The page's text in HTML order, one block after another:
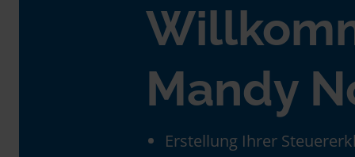
Mandy
Erstellung Ihrer